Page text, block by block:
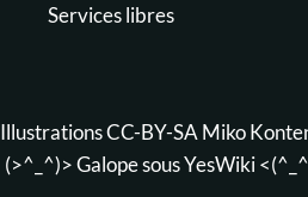
Services libres
Illustrations CC-BY-SAMiko
(>^_^)> Galope sousYesWiki